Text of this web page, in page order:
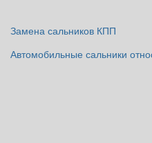
Замена сальников КПП
Автомобильные сальники